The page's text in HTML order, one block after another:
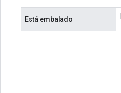
Está embalado